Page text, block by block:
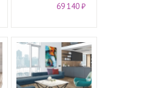
69 140 ₽